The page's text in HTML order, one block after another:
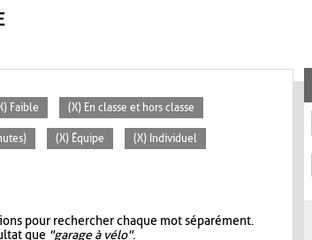
Faible (X) En classe et hors classe
(X) Équipe (X) Individuel
pour rechercher chaque mot séparément.
que "garage à vélo".